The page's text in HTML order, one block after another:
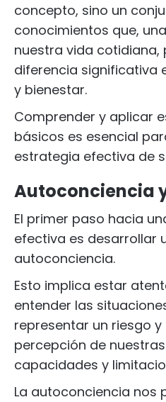
concepto, sino un
conocimientos que,
nuestra vida cotidiana,
diferencia significativa
y bienestar.
Comprender y aplicar
básicos es esencial
estrategia efectiva de
Autoconciencia
El primer paso hacia
efectiva es desarrollar
autoconciencia.
Esto implica estar
entender las
representar un riesgo
percepción de
capacidades y
La autoconciencia nos